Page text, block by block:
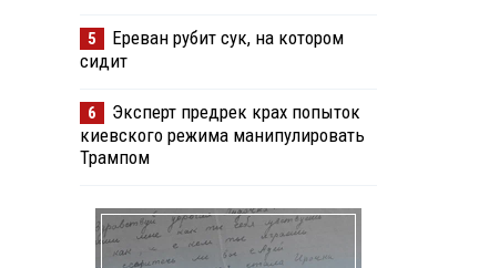
5
Ереван рубит сук, на котором
сидит
6
Эксперт предрек крах попыток
киевского режима манипулировать
Трампом